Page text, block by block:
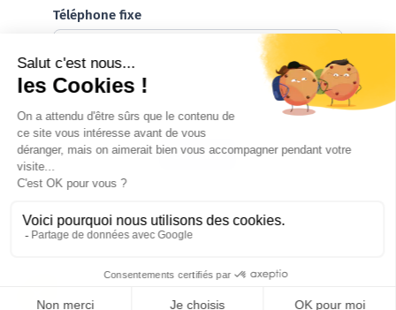
Téléphone fixe
*Champ obligatoire
Suivant